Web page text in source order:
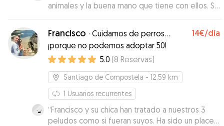
animales y la buena mano que tiene con ellos. Sin
dudarlo, contaré con ella en futuras ocasiones.”
Francisco · Cuidamos de perros…
¡porque no podemos adoptar 50!
14€/día
5.0 (8 Reservas)
Santiago de Compostela - 12.59 km
1 Usuarios recurrentes
“Francisco y su chica han tratado a nuestros 3
peludos como si fueran suyos. Ha sido un placer